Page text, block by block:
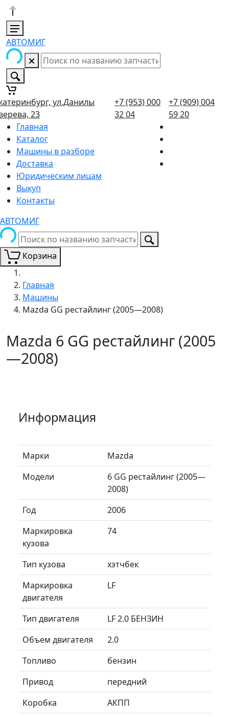
АВТОМИГ
ул.Данилы
23
+7 (953) 000
32 04
+7 (909) 004
59 20
Главная
Каталог
Машины в разборе
Доставка
Юридическим лицам
Выкуп
Контакты
АВТОМИГ
Корзина
Главная
Машины
Mazda GG рестайлинг (2005—2008)
Mazda 6 GG рестайлинг (2005
—2008)
Информация
Марки
Mazda
Модели
6 GG рестайлинг (2005—
2008)
Год
2006
Маркировка
кузова
74
Тип кузова
хэтчбек
Маркировка
двигателя
LF
Тип двигателя
LF 2.0 БЕНЗИН
Объем двигателя
2.0
Топливо
бензин
Привод
передний
Коробка
АКПП